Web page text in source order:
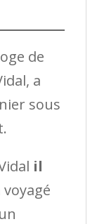
de
a
sous
il